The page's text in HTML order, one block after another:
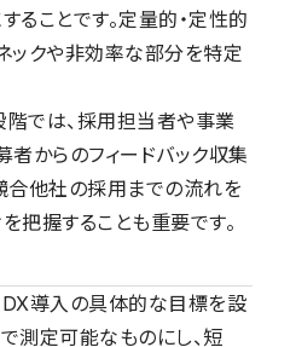
ることです。定量的・定性的
ックや非効率な部分を特定
では、採用担当者や事業
者からのフィードバック収集
合他社の採用までの流れを
把握することも重要です。
DX導入の具体的な目標を設
測定可能なものにし、短